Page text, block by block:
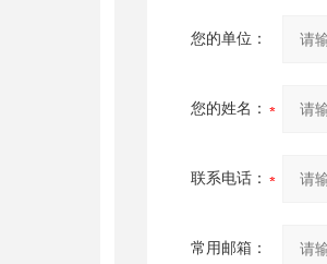
您的单位：
您的姓名：
联系电话：
常用邮箱：